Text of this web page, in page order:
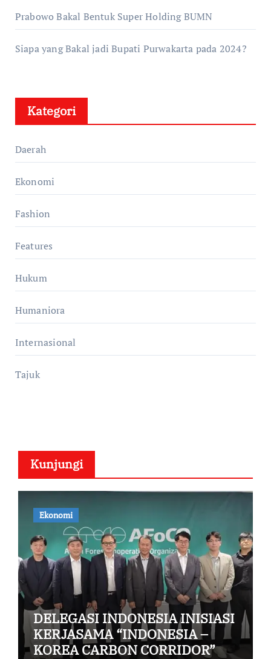
Prabowo Bakal Bentuk Super Holding BUMN
Siapa yang Bakal jadi Bupati Purwakarta pada 2024?
Kategori
Daerah
Ekonomi
Fashion
Features
Hukum
Humaniora
Internasional
Tajuk
Kunjungi
Ekonomi
DELEGASI INDONESIA INISIASI
KERJASAMA “INDONESIA –
KOREA CARBON CORRIDOR”